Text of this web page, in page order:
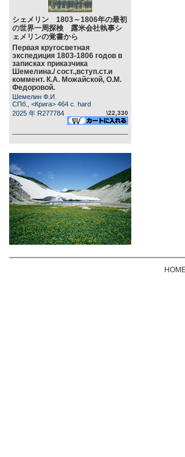
シェメリン 1803～1806年の最初
の世界一周探検 露米会社執事シ
ェメリンの覚書から
Первая кругосветная
экспедиция 1803-1806 годов в
записках приказчика
Шемелина./ сост.,вступ.ст.и
коммент. К.А. Можайской, О.М.
Федоровой.
Шемелин Ф.И.
СПб., <Крига> 464 c. hard
2025 年 R277784
\22,330